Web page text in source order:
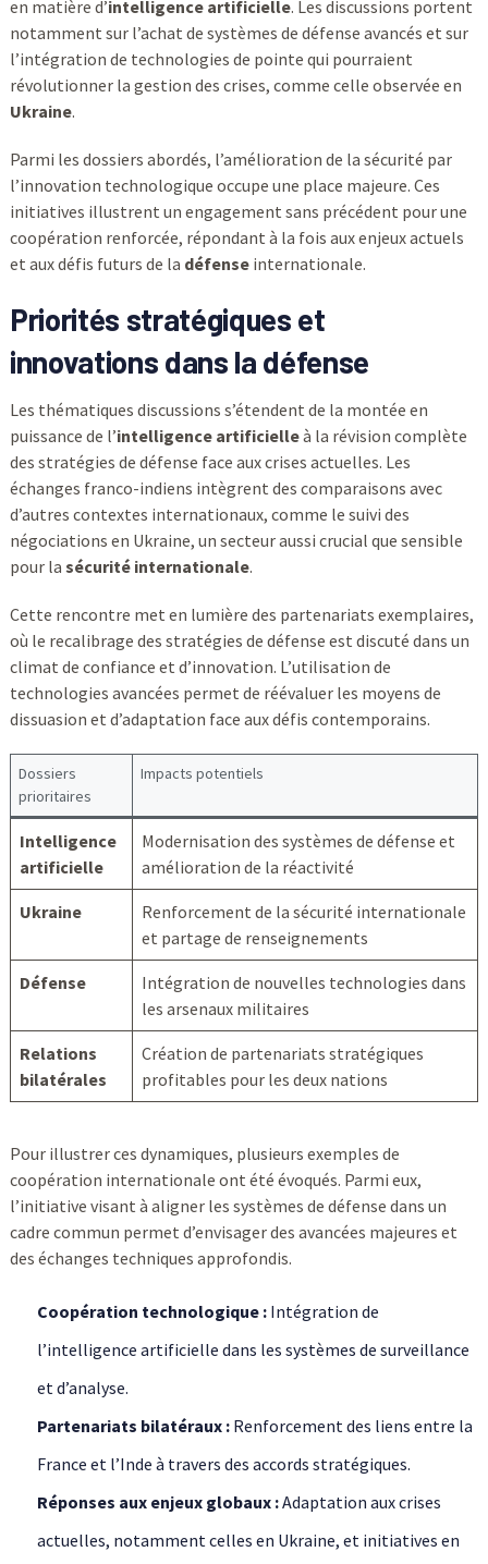
en matière d’intelligence artificielle. Les discussions portent
notamment sur l’achat de systèmes de défense avancés et sur
l’intégration de technologies de pointe qui pourraient
révolutionner la gestion des crises, comme celle observée en
Ukraine.
Parmi les dossiers abordés, l’amélioration de la sécurité par
l’innovation technologique occupe une place majeure. Ces
initiatives illustrent un engagement sans précédent pour une
coopération renforcée, répondant à la fois aux enjeux actuels
et aux défis futurs de la défenseinternationale.
Priorités stratégiques et
innovations dans la défense
Les thématiques discussions s’étendent de la montée en
puissance de l’intelligence artificielleà la révision complète
des stratégies de défense face aux crises actuelles. Les
échanges franco-indiens intègrent des comparaisons avec
d’autres contextes internationaux, comme le suivi des
négociations en Ukraine, un secteur aussi crucial que sensible
pour la sécurité internationale.
Cette rencontre met en lumière des partenariats exemplaires,
où le recalibrage des stratégies de défense est discuté dans un
climat de confiance et d’innovation. L’utilisation de
technologies avancées permet de réévaluer les moyens de
dissuasion et d’adaptation face aux défis contemporains.
Dossiers
prioritaires
Impacts potentiels
Intelligence
artificielle
Modernisation des systèmes de défense et
amélioration de la réactivité
Ukraine
Renforcement de la sécurité internationale
et partage de renseignements
Défense
Intégration de nouvelles technologies dans
les arsenaux militaires
Relations
bilatérales
Création de partenariats stratégiques
profitables pour les deux nations
Pour illustrer ces dynamiques, plusieurs exemples de
coopération internationale ont été évoqués. Parmi eux,
l’initiative visant à aligner les systèmes de défense dans un
cadre commun permet d’envisager des avancées majeures et
des échanges techniques approfondis.
Coopération technologique :Intégration de
l’intelligence artificielle dans les systèmes de surveillance
et d’analyse.
Partenariats bilatéraux :Renforcement des liens entre la
France et l’Inde à travers des accords stratégiques.
Réponses aux enjeux globaux :Adaptation aux crises
actuelles, notamment celles en Ukraine, et initiatives en